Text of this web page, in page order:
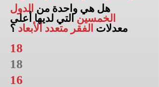
هل هي واحدة من الدول
الخمسين التي لديها أعلى
معدلات الفقر متعدد الأبعاد ؟
18
18
16